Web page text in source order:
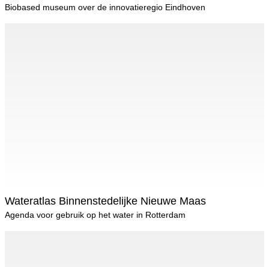
Biobased museum over de innovatieregio Eindhoven
Wateratlas Binnenstedelijke Nieuwe Maas
Agenda voor gebruik op het water in Rotterdam